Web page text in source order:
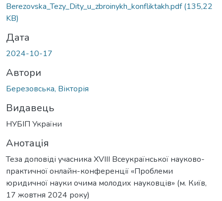
Berezovska_Tezy_Dity_u_zbroinykh_konfliktakh.pdf(135,22
KB)
Дата
2024-10-17
Автори
Березовська, Вікторія
Видавець
НУБІП України
Анотація
Теза доповіді учасника XVIII Всеукраїнської науково-
практичної онлайн-конференції «Проблеми
юридичної науки очима молодих науковців» (м. Київ,
17 жовтня 2024 року)